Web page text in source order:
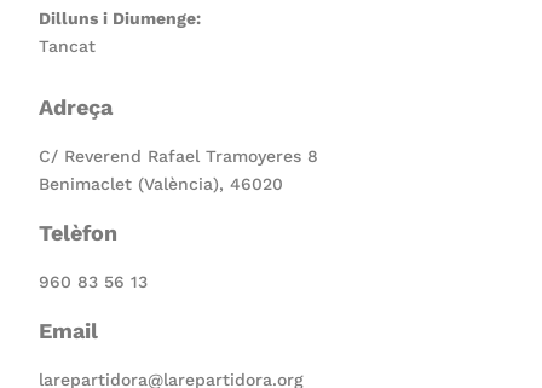
Dilluns i Diumenge:
Tancat
Adreça
C/ Reverend Rafael Tramoyeres 8
Benimaclet (València), 46020
Telèfon
960 83 56 13
Email
larepartidora@larepartidora.org